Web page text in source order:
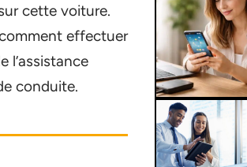
cette voiture.
effectuer
l’assistance
conduite.